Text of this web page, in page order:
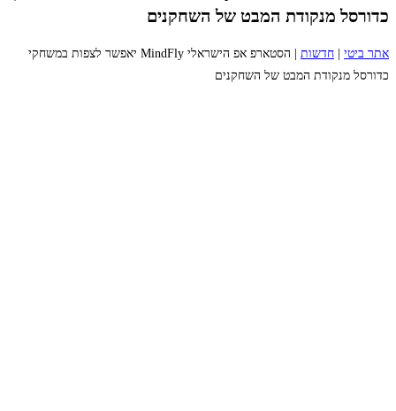
כדורסל מנקודת המבט של השחקנים
אתר ביטי חדשות
הסטארפ אפ הישראלי MindFly יאפשר לצפות במשחקי
כדורסל מנקודת המבט של השחקנים